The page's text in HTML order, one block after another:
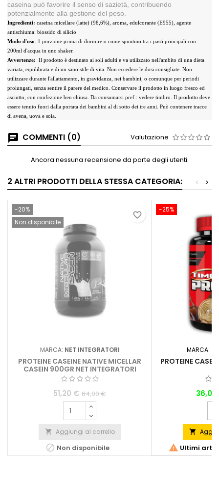
caseina può favorire il senso di sazietà, contribuendo
potenzialmente alla gestione del peso.
Ingredienti: caseina micellare (latte) (98,6%), aroma, edulcorante (E955), agente
antischiuma: biossido di silicio
Modo d'uso: 1 porzione prima di dormire o come spuntino tra i pasti principali con
200ml d'acqua in uno shaker.
Avvertenze: Il prodotto è destinato ai soli adulti e va utilizzato nell'ambito di una dieta
variata, equilibrata e di un sano stile di vita. Non eccedere le dosi consigliate. Non
utilizzare durante l'allattamento, in gravidanza, nei bambini, o comunque per periodi
prolungati, senza sentire il parere del medico. Conservare il prodotto in luogo fresco ed
asciutto, con confezione ben chiusa. Da consumarsi pref.: vedere timbro. Il prodotto deve
essere tenuto fuori dalla portata dei bambini al di sotto dei tre anni. Può contenere tracce
di avena, uova e soia.
COMMENTI (0) Valutazione
Ancora nessuna recensione da parte degli utenti.
2 ALTRI PRODOTTI DELLA STESSA CATEGORIA: >
<
-20%
Non disponibile
MARCA: NET INTEGRATORI
PROTEINE CASEINE NATIVE MICELLAR
CASEIN 900GR NET INTEGRATORI
51,20 € 64,00 €
 Aggiungi al carrello
 Non disponibile
favorite_border
-25%
MARCA:
PROTEINE

 Ultimi